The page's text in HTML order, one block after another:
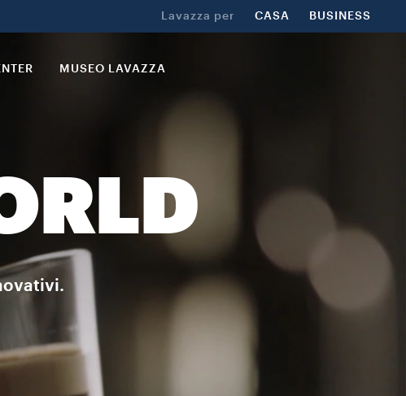
Lavazza per CASA BUSINESS
MUSEO LAVAZZA